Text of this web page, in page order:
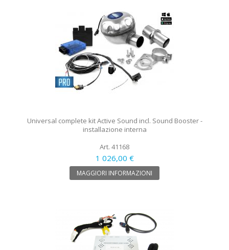
Universal complete kit Active Sound incl. Sound Booster -
installazione interna
Art. 41168
1 026,00 €
MAGGIORI INFORMAZIONI